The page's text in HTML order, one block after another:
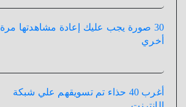
30 صورة يجب عليك إعادة مشاهدتها مرة
أخري
أغرب 40 حذاء تم تسويقهم علي شبكة